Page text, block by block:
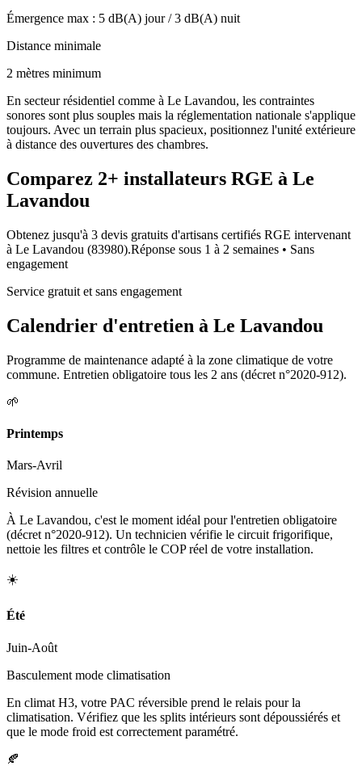
Émergence max : 5 dB(A) jour /3 dB(A) nuit
Distance minimale
2 mètres minimum
En secteur résidentiel comme à Le Lavandou, les contraintes
sonores sont plus souples mais la réglementation nationale s'applique
toujours. Avec un terrain plus spacieux, positionnez l'unité extérieure
à distance des ouvertures des chambres.
Comparez 2+ installateurs RGE à Le
Lavandou
Obtenez jusqu'à 3 devis gratuits d'artisans certifiés RGE intervenant
à Le Lavandou (83980).Réponse sous 1 à 2 semaines • Sans
engagement
Service gratuit et sans engagement
Calendrier d'entretien à Le Lavandou
Programme de maintenance adapté à la zone climatique de votre
commune. Entretien obligatoire tous les 2 ans (décret n°2020-912).
🌱
Printemps
Mars-Avril
Révision annuelle
À Le Lavandou, c'est le moment idéal pour l'entretien obligatoire
(décret n°2020-912). Un technicien vérifie le circuit frigorifique,
nettoie les filtres et contrôle le COP réel de votre installation.
☀️
Été
Juin-Août
Basculement mode climatisation
En climat H3, votre PAC réversible prend le relais pour la
climatisation. Vérifiez que les splits intérieurs sont dépoussiérés et
que le mode froid est correctement paramétré.
🍂